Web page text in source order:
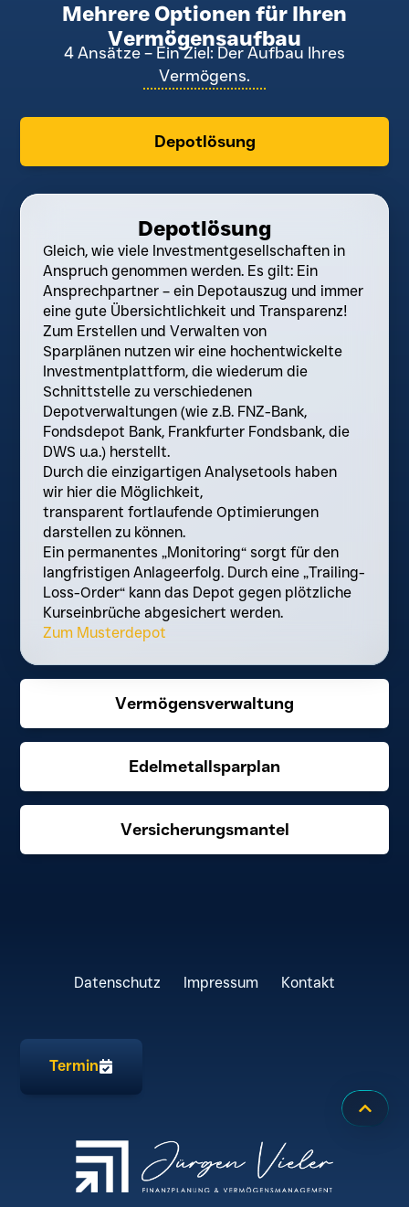
Mehrere Optionen für Ihren
Vermögensaufbau
4 Ansätze – Ein Ziel: Der Aufbau Ihres
Vermögens.
Depotlösung
Vermögensverwaltung
Edelmetallsparplan
Versicherungsmantel
Depotlösung
Gleich, wie viele Investmentgesellschaften in
Anspruch genommen werden. Es gilt: Ein
Ansprechpartner – ein Depotauszug und immer
eine gute Übersichtlichkeit und Transparenz!
Zum Erstellen und Verwalten von
Sparplänen nutzen wir eine hochentwickelte
Investmentplattform, die wiederum die
Schnittstelle zu verschiedenen
Depotverwaltungen (wie z.B. FNZ-Bank,
Fondsdepot Bank, Frankfurter Fondsbank, die
DWS u.a.) herstellt.
Durch die einzigartigen Analysetools haben
wir hier die Möglichkeit,
transparent fortlaufende Optimierungen
darstellen zu können.
Ein permanentes „Monitoring“ sorgt für den
langfristigen Anlageerfolg. Durch eine „Trailing-
Loss-Order“ kann das Depot gegen plötzliche
Kurseinbrüche abgesichert werden.
Zum Musterdepot
Datenschutz Impressum Kontakt
Termin